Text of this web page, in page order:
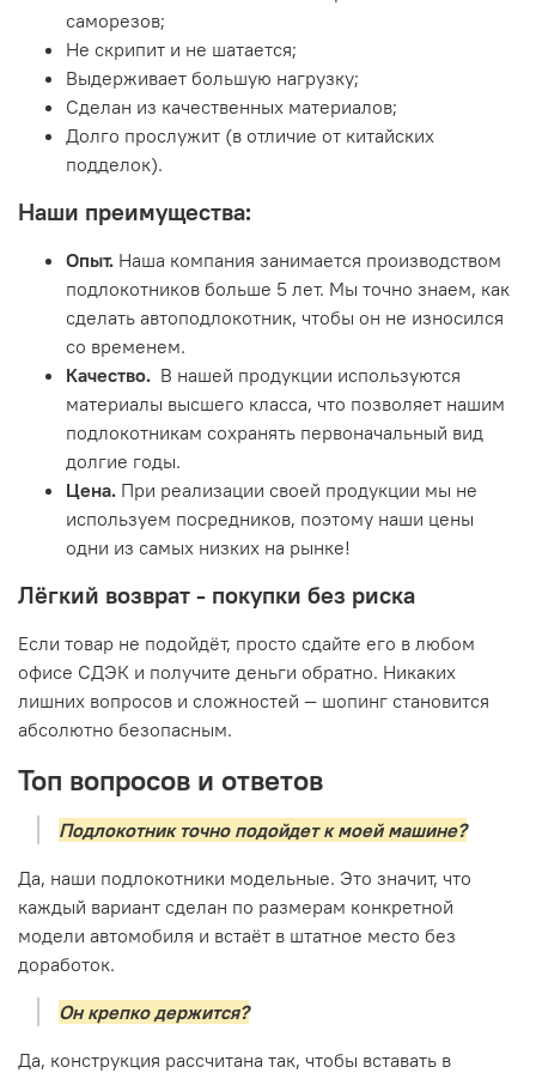
саморезов;
Не скрипит и не шатается;
Выдерживает большую нагрузку;
Сделан из качественных материалов;
Долго прослужит (в отличие от китайских
подделок).
Наши преимущества:
Опыт. Наша компания занимается производством
подлокотников больше 5 лет. Мы точно знаем, как
сделать автоподлокотник, чтобы он не износился
со временем.
Качество. В нашей продукции используются
материалы высшего класса, что позволяет нашим
подлокотникам сохранять первоначальный вид
долгие годы.
Цена. При реализации своей продукции мы не
используем посредников, поэтому наши цены
одни из самых низких на рынке!
Лёгкий возврат - покупки без риска
Если товар не подойдёт, просто сдайте его в любом
офисе СДЭК и получите деньги обратно. Никаких
лишних вопросов и сложностей — шопинг становится
абсолютно безопасным.
Топ вопросов и ответов
Подлокотник точно подойдет к моей машине?
Да, наши подлокотники модельные. Это значит, что
каждый вариант сделан по размерам конкретной
модели автомобиля и встаёт в штатное место без
доработок.
Он крепко держится?
Да, конструкция рассчитана так, чтобы вставать в